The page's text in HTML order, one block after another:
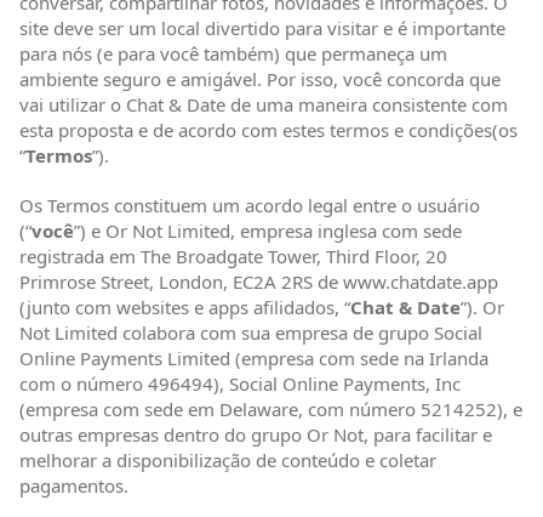
site deve ser um local divertido para visitar e é importante
para nós (e para você também) que permaneça um
ambiente seguro e amigável. Por isso, você concorda que
vai utilizar o Chat & Date de uma maneira consistente com
esta proposta e de acordo com estes termos e condições(os
“Termos”).
Os Termos constituem um acordo legal entre o usuário
(“você”) e Or Not Limited, empresa inglesa com sede
registrada em The Broadgate Tower, Third Floor, 20
Primrose Street, London, EC2A 2RS de www.chatdate.app
(junto com websites e apps afilidados, “Chat & Date”). Or
Not Limited colabora com sua empresa de grupo Social
Online Payments Limited (empresa com sede na Irlanda
com o número 496494), Social Online Payments, Inc
(empresa com sede em Delaware, com número 5214252), e
outras empresas dentro do grupo Or Not, para facilitar e
melhorar a disponibilização de conteúdo e coletar
pagamentos.